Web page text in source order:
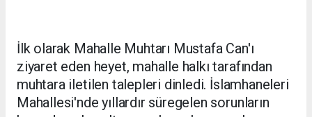
İlk olarak Mahalle Muhtarı Mustafa Can'ı
ziyaret eden heyet, mahalle halkı tarafından
muhtara iletilen talepleri dinledi. İslamhaneleri
Mahallesi'nde yıllardır süregelen sorunların